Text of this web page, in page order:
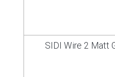
SIDI Wire 2 Matt